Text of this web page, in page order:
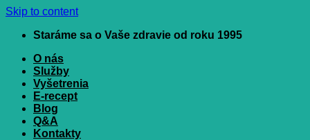
Skip to content
Staráme sa o Vaše zdravie od roku 1995
O nás
Služby
Vyšetrenia
E-recept
Blog
Q&A
Kontakty